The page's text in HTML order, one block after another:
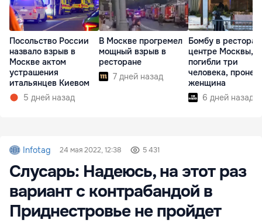
Посольство России
назвало взрыв в
Москве актом
устрашения
итальянцев Киевом
5 дней назад
В Москве прогремел
мощный взрыв в
ресторане
7 дней назад
Бомбу в
центре Москвы,
погибли три
человека,
женщина
6 дней назад
Infotag 24 мая 2022, 12:38 5 431
Слусарь: Надеюсь, на этот раз
вариант с контрабандой в
Приднестровье не пройдет